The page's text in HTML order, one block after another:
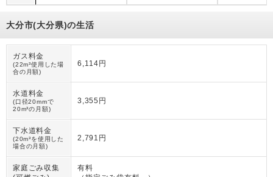
大分市(大分県)の生活
ガス料金
(22m³使用した場
合の月額)
6,114円
水道料金
(口径20mmで
20m³の月額)
3,355円
下水道料金
(20m³を使用した
場合の月額)
2,791円
家庭ごみ収集
有料